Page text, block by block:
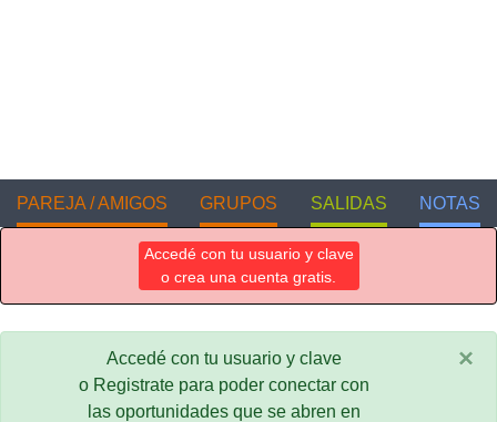
PAREJA / AMIGOS GRUPOS SALIDAS NOTAS
Accedé con tu usuario y clave
o crea una cuenta gratis.
Accedé con tu usuario y clave
o Registrate para poder conectar con
las oportunidades que se abren en
×